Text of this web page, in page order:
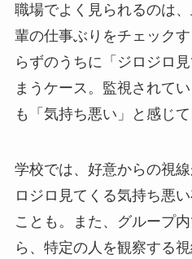
職場でよく見られるのは
輩の仕事ぶりをチェック
らずのうちに「ジロジロ
まうケース。監視されて
も「気持ち悪い」と感じて
学校では、好意からの視
ロジロ見てくる気持ち悪
ことも。また、グループ
ら、特定の人を観察する